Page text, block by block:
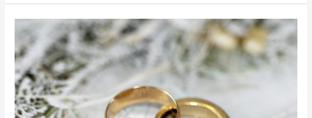
controle
operacional:
como
funciona
o
“cérebro”
de
uma